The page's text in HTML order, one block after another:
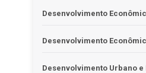
Desenvolvimento
Desenvolvimento
Desenvolvimento Urbano